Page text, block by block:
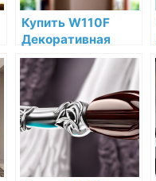
Купить W110F
Декоративная
панель гибкая Orac
Decor Hill
Полиуретан Orac
Decor по низкой
цене в интернет-
магазине